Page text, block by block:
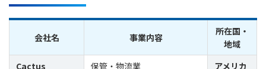
会社名 事業内容
所在国・
地域
Cactus
保管・物流業 アメリカ